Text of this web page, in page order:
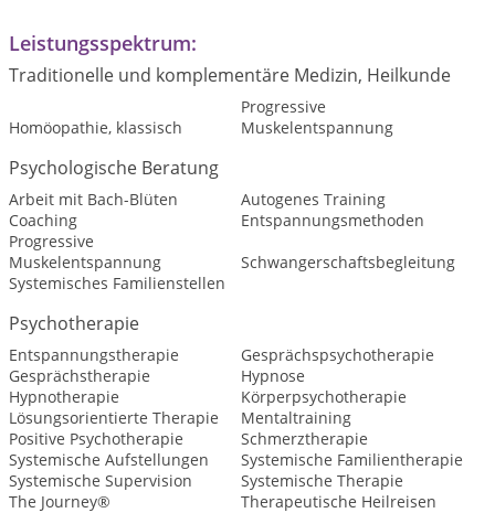
Leistungsspektrum:
Traditionelle und komplementäre Medizin, Heilkunde
Homöopathie, klassisch
Progressive
Muskelentspannung
Psychologische Beratung
Arbeit mit Bach-Blüten
Autogenes Training
Coaching
Entspannungsmethoden
Progressive
Muskelentspannung
Schwangerschaftsbegleitung
Systemisches Familienstellen
Psychotherapie
Entspannungstherapie
Gesprächspsychotherapie
Gesprächstherapie
Hypnose
Hypnotherapie
Körperpsychotherapie
Lösungsorientierte Therapie
Mentaltraining
Positive Psychotherapie
Schmerztherapie
Systemische Aufstellungen
Systemische Familientherapie
Systemische Supervision
Systemische Therapie
The Journey®
Therapeutische Heilreisen